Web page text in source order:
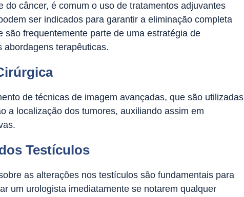
do câncer, é comum o uso de tratamentos adjuvantes
ser indicados para garantir a eliminação completa
frequentemente parte de uma estratégia de
abordagens terapêuticas.
de técnicas de imagem avançadas, que são utilizadas
a localização dos tumores, auxiliando assim em
Testículos
as alterações nos testículos são fundamentais para
um urologista imediatamente se notarem qualquer